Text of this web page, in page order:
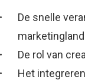
De snelle
De rol van
Het